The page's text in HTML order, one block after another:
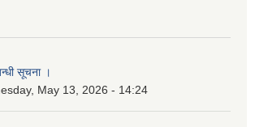
सूचना ।
May 13, 2026 - 14:24